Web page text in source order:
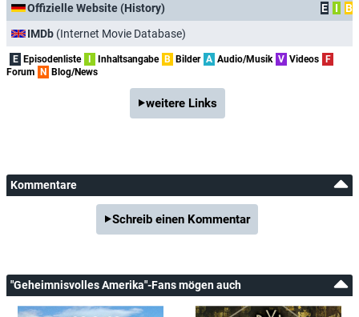
Offizielle Website (History)
E I
B
IMDb (Internet Movie Database)
E Episodenliste Inhaltsangabe B Bilder A Audio/Musik V Videos
F
Forum
N Blog/News
weitere Links
Kommentare
Schreib einen Kommentar
"Geheimnisvolles Amerika"-Fans mögen auch